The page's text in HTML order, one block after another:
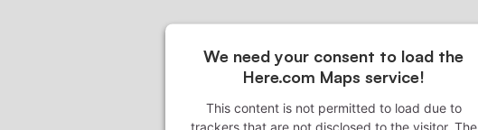
We need your consent to load the
Here.com Maps service!
This content is not permitted to load due to
trackers that are not disclosed to the visitor. The